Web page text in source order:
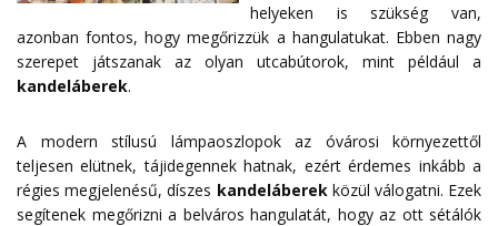
helyeken is szükség van,
azonban fontos, hogy megőrizzük a hangulatukat. Ebben nagy
szerepet játszanak az olyan utcabútorok, mint például a
kandeláberek.
A modern stílusú lámpaoszlopok az óvárosi környezettől
teljesen elütnek, tájidegennek hatnak, ezért érdemes inkább a
régies megjelenésű, díszes kandeláberekközül válogatni. Ezek
segítenek megőrizni a belváros hangulatát, hogy az ott sétálók